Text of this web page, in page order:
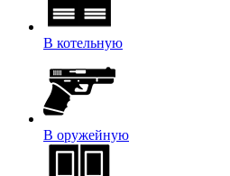
В котельную
В оружейную